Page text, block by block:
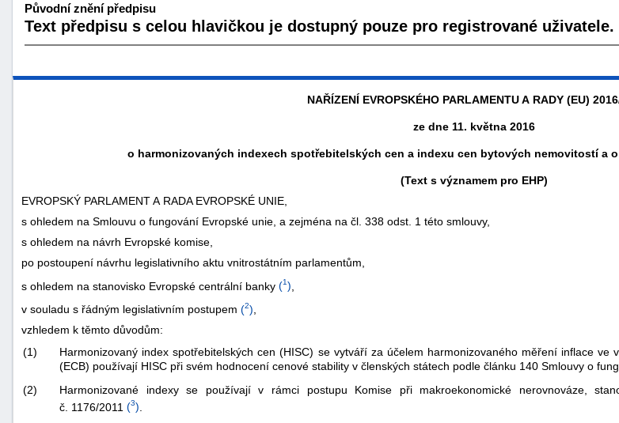
Původní znění předpisu
Text předpisu s celou hlavičkou je dostupný pouze pro registrované uživatele.
NAŘÍZENÍ EVROPSKÉHO PARLAMENTU A RADY (EU)
ze dne 11. května 2016
o harmonizovaných indexech spotřebitelských cen a indexu cen bytových nemovitostí a o
(Text s významem pro EHP)
EVROPSKÝ PARLAMENT A RADA EVROPSKÉ UNIE,
s ohledem na Smlouvu o fungování Evropské unie, a zejména na čl. 338 odst. 1 této smlouvy,
s ohledem na návrh Evropské komise,
po postoupení návrhu legislativního aktu vnitrostátním parlamentům,
s ohledem na stanovisko Evropské centrální banky (1)
v souladu s řádným legislativním postupem (2)
vzhledem k těmto důvodům:
(1)
Harmonizovaný index spotřebitelských cen (HISC) se vytváří za účelem harmonizovaného měření inflace
(ECB) používají HISC při svém hodnocení cenové stability v členských státech podle článku 140 Smlouvy o
(2)
Harmonizované indexy se používají v rámci postupu Komise při makroekonomické nerovnováze,
č. 1176/2011 (3)